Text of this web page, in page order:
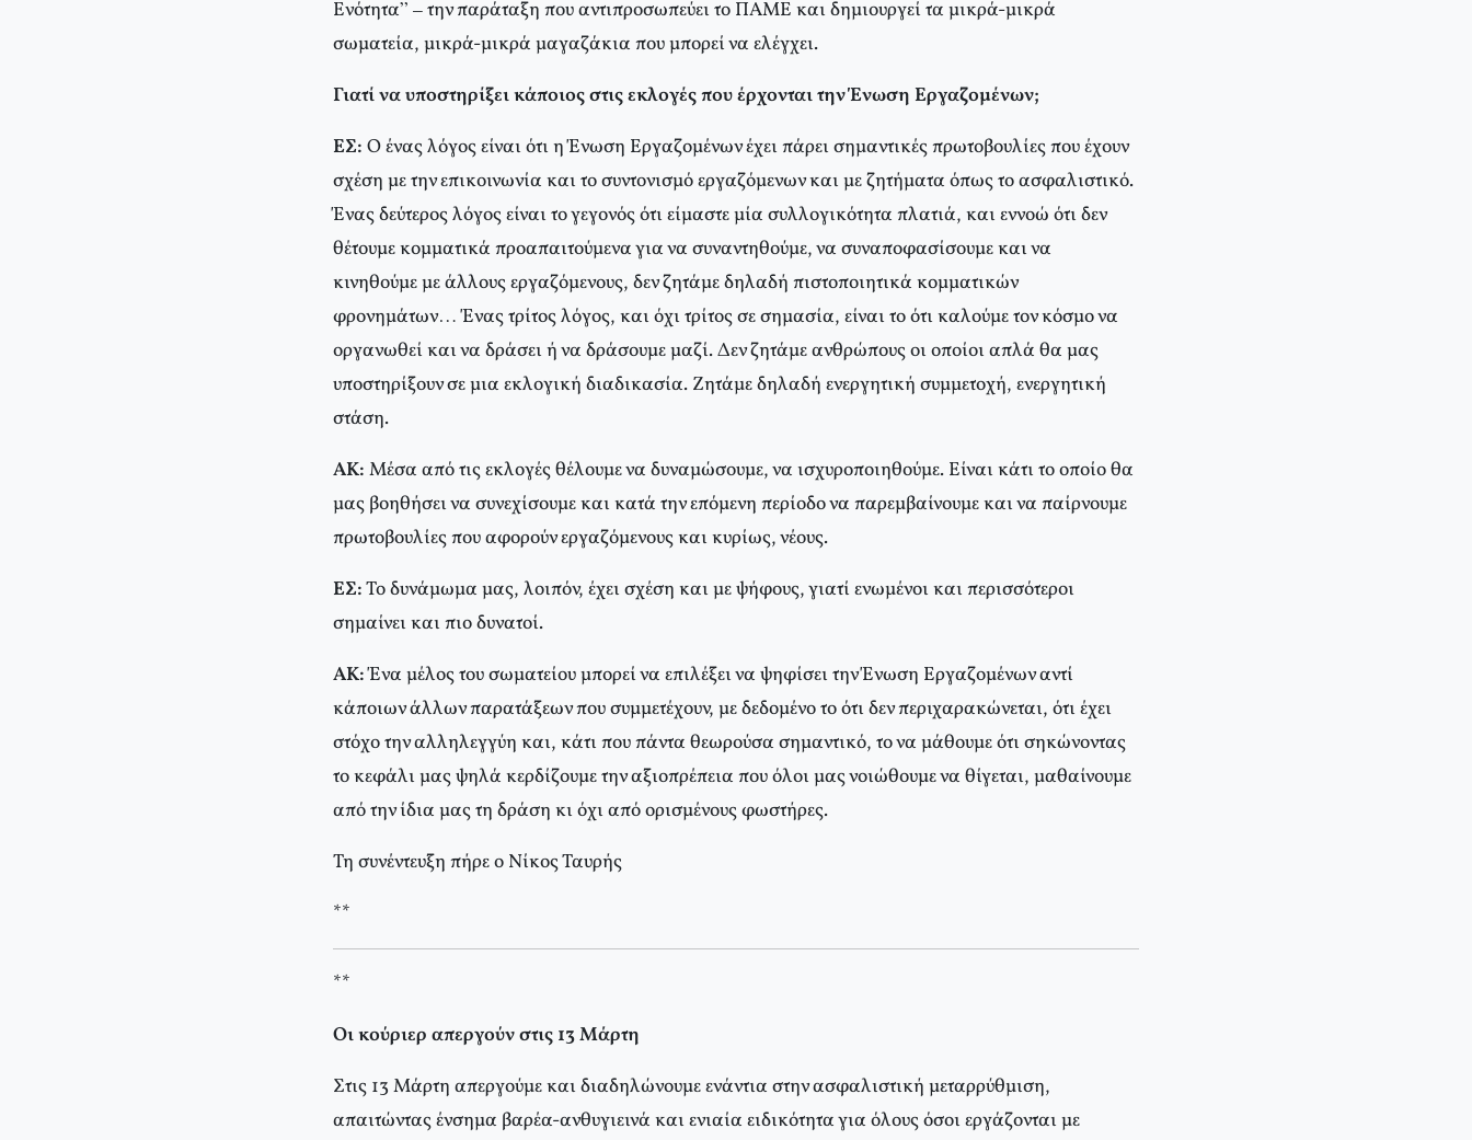
Ενότητα” – την παράταξη που αντιπροσωπεύει το ΠΑΜΕ και δημιουργεί τα μικρά-μικρά
σωματεία, μικρά-μικρά μαγαζάκια που μπορεί να ελέγχει.
Γιατί να υποστηρίξει κάποιος στις εκλογές που έρχονται την Ένωση Εργαζομένων;
ΕΣ: Ο ένας λόγος είναι ότι η Ένωση Εργαζομένων έχει πάρει σημαντικές πρωτοβουλίες που έχουν
σχέση με την επικοινωνία και το συντονισμό εργαζόμενων και με ζητήματα όπως το ασφαλιστικό.
Ένας δεύτερος λόγος είναι το γεγονός ότι είμαστε μία συλλογικότητα πλατιά, και εννοώ ότι δεν
θέτουμε κομματικά προαπαιτούμενα για να συναντηθούμε, να συναποφασίσουμε και να
κινηθούμε με άλλους εργαζόμενους, δεν ζητάμε δηλαδή πιστοποιητικά κομματικών
φρονημάτων… Ένας τρίτος λόγος, και όχι τρίτος σε σημασία, είναι το ότι καλούμε τον κόσμο να
οργανωθεί και να δράσει ή να δράσουμε μαζί. Δεν ζητάμε ανθρώπους οι οποίοι απλά θα μας
υποστηρίξουν σε μια εκλογική διαδικασία. Ζητάμε δηλαδή ενεργητική συμμετοχή, ενεργητική
στάση.
ΑΚ: Μέσα από τις εκλογές θέλουμε να δυναμώσουμε, να ισχυροποιηθούμε. Είναι κάτι το οποίο θα
μας βοηθήσει να συνεχίσουμε και κατά την επόμενη περίοδο να παρεμβαίνουμε και να παίρνουμε
πρωτοβουλίες που αφορούν εργαζόμενους και κυρίως, νέους.
ΕΣ:Το δυνάμωμα μας, λοιπόν, έχει σχέση και με ψήφους, γιατί ενωμένοι και περισσότεροι
σημαίνει και πιο δυνατοί.
ΑΚ:Ένα μέλος του σωματείου μπορεί να επιλέξει να ψηφίσει την Ένωση Εργαζομένων αντί
κάποιων άλλων παρατάξεων που συμμετέχουν, με δεδομένο το ότι δεν περιχαρακώνεται, ότι έχει
στόχο την αλληλεγγύη και, κάτι που πάντα θεωρούσα σημαντικό, το να μάθουμε ότι σηκώνοντας
το κεφάλι μας ψηλά κερδίζουμε την αξιοπρέπεια που όλοι μας νοιώθουμε να θίγεται, μαθαίνουμε
από την ίδια μας τη δράση κι όχι από ορισμένους φωστήρες.
Τη συνέντευξη πήρε ο Νίκος Ταυρής
**
**
Οι κούριερ απεργούν στις 13 Μάρτη
Στις 13 Μάρτη απεργούμε και διαδηλώνουμε ενάντια στην ασφαλιστική μεταρρύθμιση,
απαιτώντας ένσημα βαρέα-ανθυγιεινά και ενιαία ειδικότητα για όλους όσοι εργάζονται με